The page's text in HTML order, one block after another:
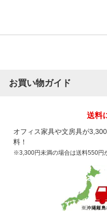
お買い物ガイド
送料
オフィス家具や文房具が
料！
※3,300円未満の場合は送料550円